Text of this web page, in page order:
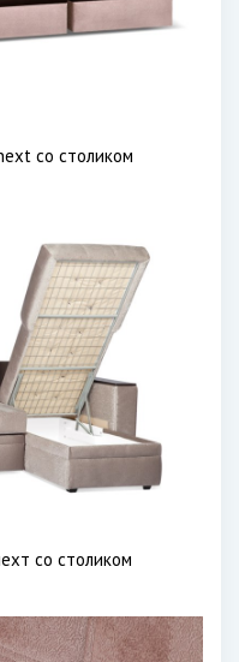
со столиком
со столиком